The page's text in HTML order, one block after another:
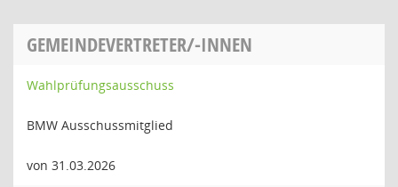
GEMEINDEVERTRETER/-INNEN
Wahlprüfungsausschuss
BMW Ausschussmitglied
von 31.03.2026